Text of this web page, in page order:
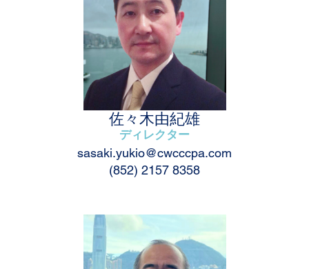
佐々木由紀雄
ディレクター
sasaki.yukio@cwcccpa.com
(852) 2157 8358